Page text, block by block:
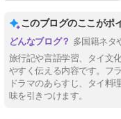
このブログのここがポ
多国籍ネタ
旅行記や言語学習、タイ文
やすく伝える内容です。フ
ドラマのあらすじ、タイ料
味を引きつけます。